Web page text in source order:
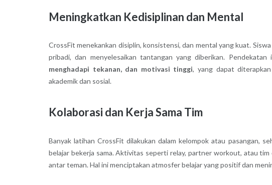
Meningkatkan Kedisiplinan dan Mental
CrossFit menekankan disiplin, konsistensi, dan mental yang kuat.
pribadi, dan menyelesaikan tantangan yang diberikan. Pendekatan
menghadapi tekanan, dan motivasi tinggi, yang dapat
akademik dan sosial.
Kolaborasi dan Kerja Sama Tim
Banyak latihan CrossFit dilakukan dalam kelompok atau pasangan,
belajar bekerja sama. Aktivitas seperti relay, partner workout, atau
antar teman. Hal ini menciptakan atmosfer belajar yang positif dan